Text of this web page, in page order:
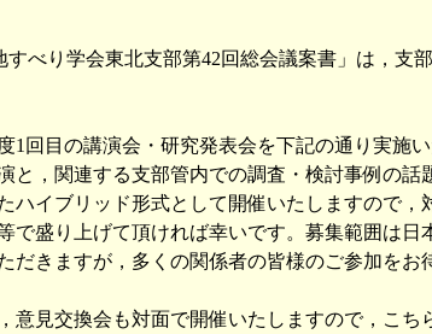
すべり学会東北支部第42回総会議案書」は，支
1回目の講演会・研究発表会を下記の通り実施
と，関連する支部管内での調査・検討事例の
ハイブリッド形式として開催いたしますので
で盛り上げて頂ければ幸いです。募集範囲は
だきますが，多くの関係者の皆様のご参加をお
意見交換会も対面で開催いたしますので，こち